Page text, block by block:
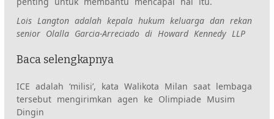
Lois Langton adalah kepala hukum keluarga dan rekan
senior Olalla Garcia-Arreciado di Howard Kennedy LLP
Baca selengkapnya
ICE adalah ‘milisi’, kata Walikota Milan saat lembaga
tersebut mengirimkan agen ke Olimpiade Musim
Dingin